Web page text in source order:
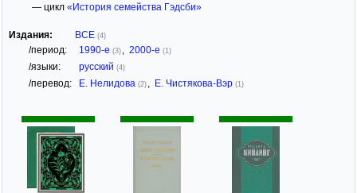
— цикл «История семейства Гэдсби»
Издания: ВСЕ (4)
/период: 1990-е (3) 2000-е (1)
/языки: русский (4)
/перевод: Е. Нелидова (2) Е. Чистякова-Вэр (1)